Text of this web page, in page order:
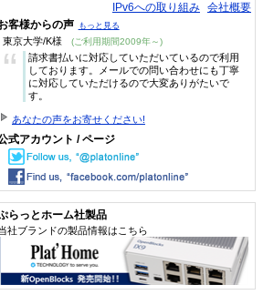
IPv6への取り組み 会社概要
客様からの声 もっと見る
東京大学/K様 (ご利用期間2009年～)
“
請求書払いに対応していただいているので利用
しております。メールでの問い合わせにも丁寧
に対応していただけるので大変ありがたいで
す。
あなたの声をお寄せください!
式アカウント / ページ
らっとホーム社製品
社ブランドの製品情報はこちら